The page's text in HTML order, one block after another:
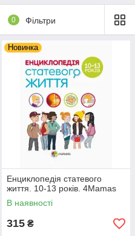
0 Фільтри
Новинка
Енциклопедія статевого
життя. 10-13 років. 4Mamas
В наявності
315 ₴